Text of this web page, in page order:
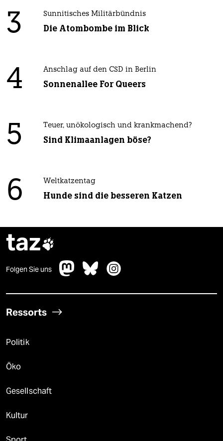
3 Sunnitisches Militärbündnis
Die Atombombe im Blick
4 Anschlag auf den CSD in Berlin
Sonnenallee For Queers
5 Teuer, unökologisch und krankmachend?
Sind Klimaanlagen böse?
6 Weltkatzentag
Hunde sind die besseren Katzen
taz
Folgen Sie uns
Ressorts
Politik
Öko
Gesellschaft
Kultur